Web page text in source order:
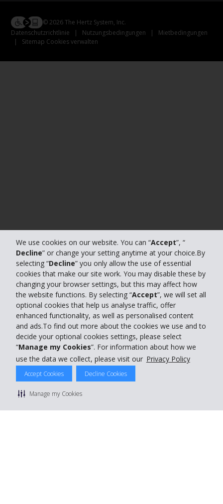
We use cookies on our website. You can “Accept”, “
Decline” or change your setting anytime at your choice.By
selecting “Decline” you only allow the use of essential
cookies that make our site work. You may disable these by
changing your browser settings, but this may affect how
the website functions. By selecting “Accept”, we will set all
optional cookies that help us analyse traffic, offer
enhanced functionality, as well as personalised content
and ads.To find out more about the cookies we use and to
decide your optional cookies settings, please select
“Manage my Cookies”. For information about how we
use the data we collect, please visit our Privacy Policy
Accept Cookies Decline Cookies
Manage my Cookies
© 2026 The Hertz System, Inc.
Datenschutzrichtlinie
| Nutzungsbedingungen |
Mietbedingungen
|
Sitemap Cookies verwalten